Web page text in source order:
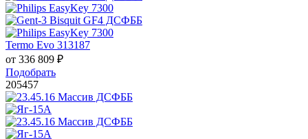
Termo Evo 313187
от 336 809 ₽
Подобрать
205457